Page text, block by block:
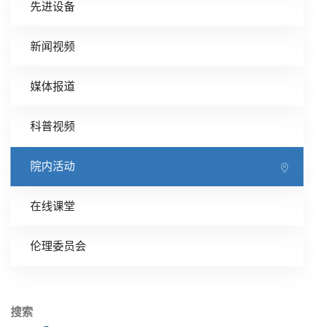
先进设备
新闻视频
媒体报道
科普视频
院内活动
在线课堂
伦理委员会
搜索